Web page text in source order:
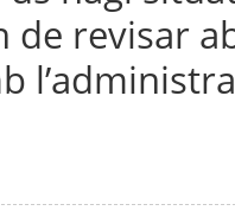
de revisar